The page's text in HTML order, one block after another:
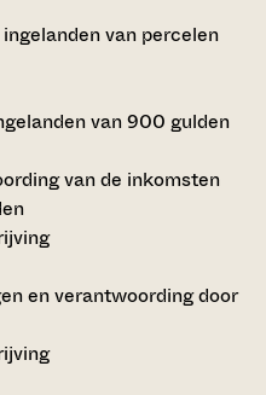
van percelen
van 900 gulden
van de inkomsten
en verantwoording door